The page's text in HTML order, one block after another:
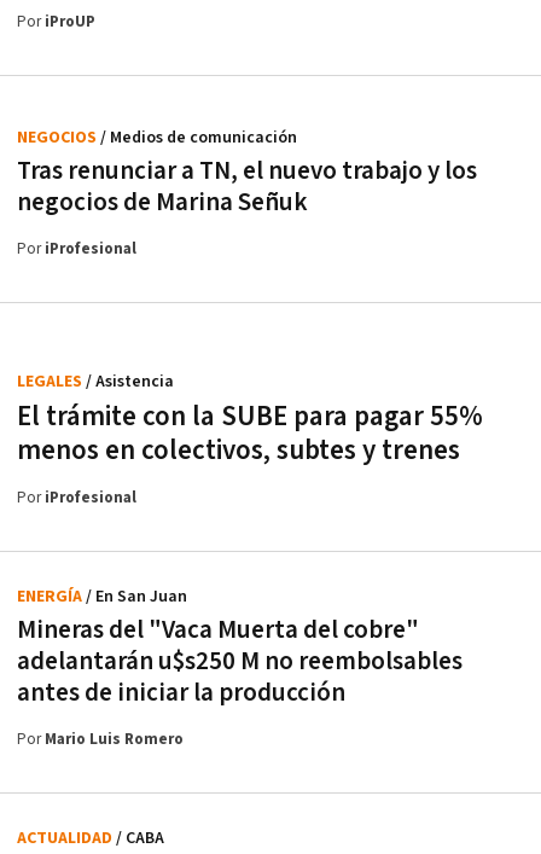
PoriProUP
Tras renunciar a TN, el nuevo trabajo y los
negocios de Marina Señuk
NEGOCIOS / Medios de comunicación
PoriProfesional
El trámite con la SUBE para pagar 55%
menos en colectivos, subtes y trenes
LEGALES / Asistencia
PoriProfesional
Mineras del "Vaca Muerta del cobre"
adelantarán u$s250 M no reembolsables
antes de iniciar la producción
ENERGÍA/ En San Juan
PorMario Luis Romero
ACTUALIDAD / CABA